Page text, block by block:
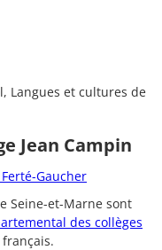
Langues et cultures de
Jean Campin
Gaucher
Seine-et-Marne sont
des collèges